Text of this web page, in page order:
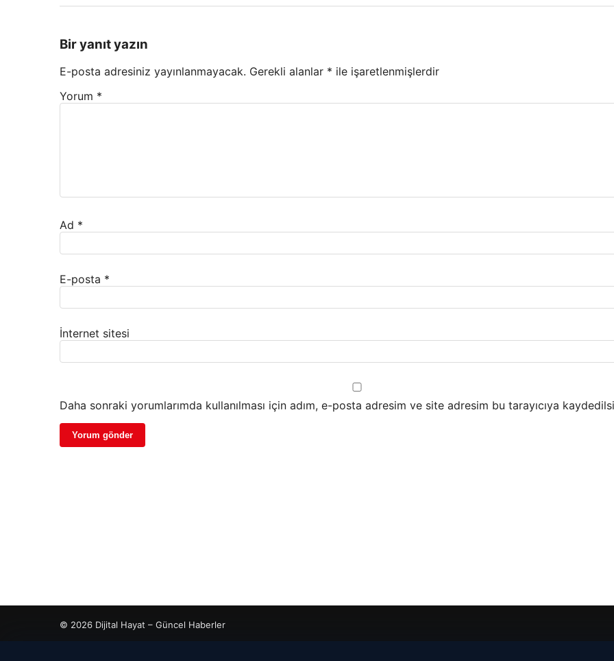
Bir yanıt yazın
E-posta adresiniz yayınlanmayacak. Gerekli alanlar * ile işaretlenmişlerdir
Yorum *
Ad *
E-posta *
İnternet sitesi
Daha sonraki yorumlarımda kullanılması için adım, e-posta adresim ve site adresim bu tarayıcıya
© 2026 Dijital Hayat – Güncel Haberler